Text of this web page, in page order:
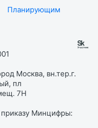
Планирующим
Москва, вн.тер.г.
пл
7Н
Минцифры: